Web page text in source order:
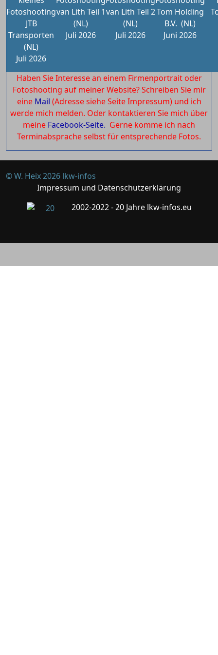
Fotoshooting
JTB
Transporten
(NL)
Juli 2026
van Lith Teil 1
(NL)
Juli 2026
van Lith Teil 2
(NL)
Juli 2026
Tom Holding
B.V. (NL)
Juni 2026
Haben Sie Interesse an einem Firmenportrait oder
Fotoshooting auf meiner Website? Schreiben Sie mir
eine Mail (Adresse siehe Seite Impressum) und ich
werde mich melden. Oder kontaktieren Sie mich über
meine Facebook-Seite. Gerne komme ich nach
Terminabsprache selbst für entsprechende Fotos.
© W. Heix 2026 lkw-infos
Impressum und Datenschutzerklärung
2002-2022 - 20 Jahre lkw-infos.eu